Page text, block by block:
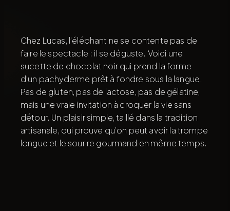
Chez Lucas, l’éléphant ne se contente pas de
faire le spectacle : il se déguste. Voici une
sucette de chocolat noir qui prend la forme
d’un pachyderme prêt à fondre sous la langue.
Pas de gluten, pas de lactose, pas de gélatine,
mais une vraie invitation à croquer la vie sans
détour. Un plaisir simple, taillé dans la tradition
artisanale, qui prouve qu’on peut avoir la trompe
longue et le sourire gourmand en même temps.